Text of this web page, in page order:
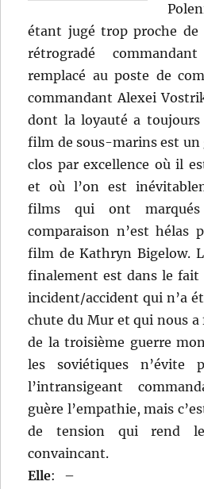
étant jugé trop proche de
rétrogradé
remplacé au poste de
commandant Alexei
dont la loyauté a
film de sous-marins est
clos par excellence où il
et où l’on est
films qui ont
comparaison n’est hélas
film de Kathryn Bigelow.
finalement est dans le fait
incident/accident qui n’a
chute du Mur et qui nous a
de la troisième guerre
les soviétiques n’évite
l’intransigeant
guère l’empathie, mais
de tension qui rend
convaincant.
Elle:
–